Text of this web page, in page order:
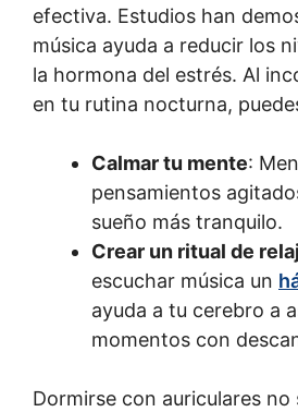
efectiva. Estudios han
música ayuda a reducir los
la hormona del estrés. Al
en tu rutina nocturna,
Calmar tu mente:
pensamientos
sueño más tranquilo.
Crear un ritual de
escuchar música un
ayuda a tu cerebro a
momentos con
Dormirse con auriculares no